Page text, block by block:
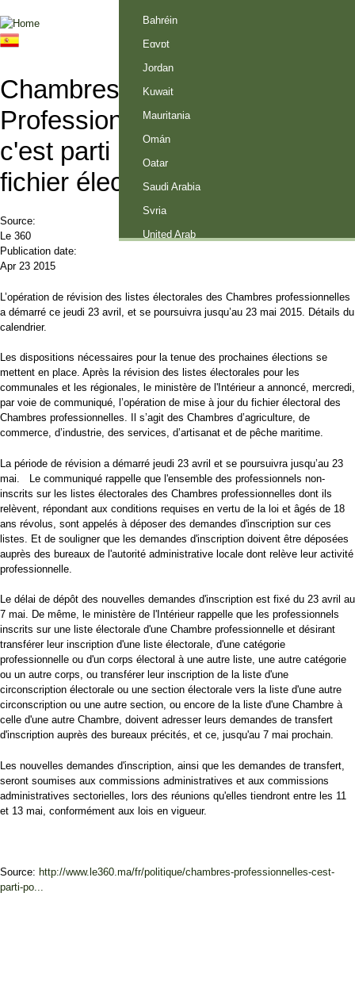
Jump to navigation
Chambres
Professionnelles:
c'est parti pour la révision du
fichier électoral
Source:
Le 360
Publication date:
Apr 23 2015
L’opération de révision des listes électorales des Chambres professionnelles
a démarré ce jeudi 23 avril, et se poursuivra jusqu’au 23 mai 2015. Détails du
calendrier.
Les dispositions nécessaires pour la tenue des prochaines élections se
mettent en place. Après la révision des listes électorales pour les
communales et les régionales, le ministère de l'Intérieur a annoncé, mercredi,
par voie de communiqué, l’opération de mise à jour du fichier électoral des
Chambres professionnelles. Il s’agit des Chambres d’agriculture, de
commerce, d’industrie, des services, d’artisanat et de pêche maritime.
La période de révision a démarré jeudi 23 avril et se poursuivra jusqu’au 23
mai. Le communiqué rappelle que l'ensemble des professionnels non-
inscrits sur les listes électorales des Chambres professionnelles dont ils
relèvent, répondant aux conditions requises en vertu de la loi et âgés de 18
ans révolus, sont appelés à déposer des demandes d'inscription sur ces
listes. Et de souligner que les demandes d'inscription doivent être déposées
auprès des bureaux de l'autorité administrative locale dont relève leur activité
professionnelle.
Le délai de dépôt des nouvelles demandes d'inscription est fixé du 23 avril au
7 mai. De même, le ministère de l'Intérieur rappelle que les professionnels
inscrits sur une liste électorale d'une Chambre professionnelle et désirant
transférer leur inscription d'une liste électorale, d'une catégorie
professionnelle ou d'un corps électoral à une autre liste, une autre catégorie
ou un autre corps, ou transférer leur inscription de la liste d'une
circonscription électorale ou une section électorale vers la liste d'une autre
circonscription ou une autre section, ou encore de la liste d'une Chambre à
celle d'une autre Chambre, doivent adresser leurs demandes de transfert
d'inscription auprès des bureaux précités, et ce, jusqu'au 7 mai prochain.
Les nouvelles demandes d'inscription, ainsi que les demandes de transfert,
seront soumises aux commissions administratives et aux commissions
administratives sectorielles, lors des réunions qu'elles tiendront entre les 11
et 13 mai, conformément aux lois en vigueur.
Source: http://www.le360.ma/fr/politique/chambres-professionnelles-cest-
parti-po...
Palestine
Bahréin
Egypt
Jordan
Kuwait
Mauritania
Omán
Qatar
Saudi Arabia
Syria
United Arab